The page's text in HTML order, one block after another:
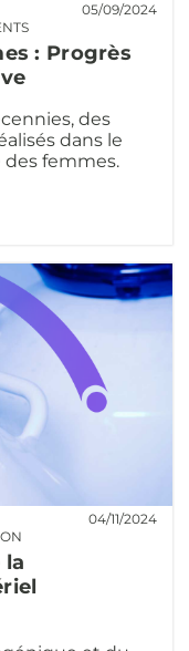
05/09/2024
: Progrès
des
dans le
femmes.
04/11/2024
la